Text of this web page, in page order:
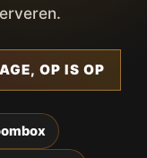
OP IS OP